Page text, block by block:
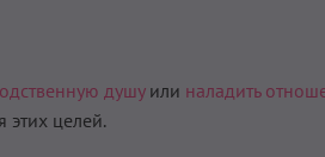
душуили наладить
целей.